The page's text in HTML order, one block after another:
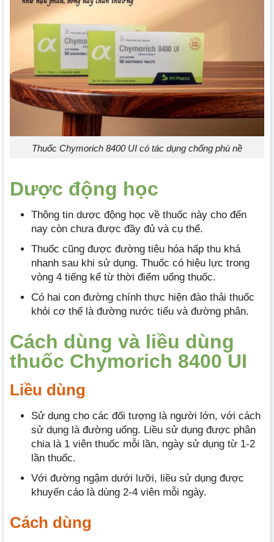
Thuốc Chymorich 8400 UI có tác dụng chống phù nề
Dược động học
Thông tin dược động học về thuốc này cho đến
nay còn chưa được đầy đủ và cụ thể.
Thuốc cũng được đường tiêu hóa hấp thu khá
nhanh sau khi sử dụng. Thuốc có hiệu lực trong
vòng 4 tiếng kể từ thời điểm uống thuốc.
Có hai con đường chính thực hiện đào thải thuốc
khỏi cơ thể là đường nước tiểu và đường phân.
Cách dùng và liều dùng
thuốc Chymorich 8400 UI
Liều dùng
Sử dụng cho các đối tượng là người lớn, với cách
sử dụng là đường uống. Liều sử dụng được phân
chia là 1 viên thuốc mỗi lần, ngày sử dụng từ 1-2
lần thuốc.
Với đường ngậm dưới lưỡi, liều sử dụng được
khuyến cáo là dùng 2-4 viên mỗi ngày.
Cách dùng